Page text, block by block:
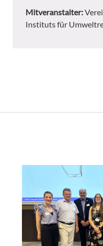
Mitveranstalter:
Instituts für